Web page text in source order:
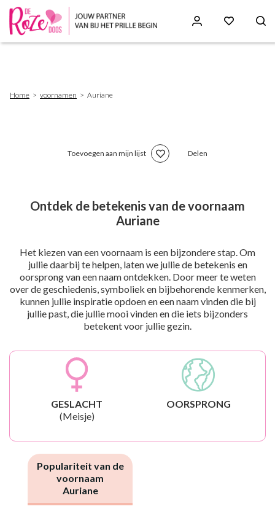
Home voornamen Auriane
Toevoegen aan mijn lijst Delen
Ontdek de betekenis van de voornaam
Auriane
Het kiezen van een voornaam is een bijzondere stap. Om
jullie daarbij te helpen, laten we jullie de betekenis en
oorsprong van een naam ontdekken. Door meer te weten
over de geschiedenis, symboliek en bijbehorende kenmerken,
kunnen jullie inspiratie opdoen en een naam vinden die bij
jullie past, die jullie mooi vinden en die iets bijzonders
betekent voor jullie gezin.
GESLACHT
(Meisje)
OORSPRONG
Populariteit van de
voornaam
Auriane